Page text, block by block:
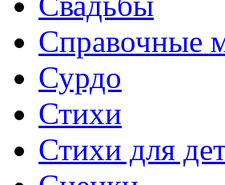
Справочные
Сурдо
Стихи
Стихи для